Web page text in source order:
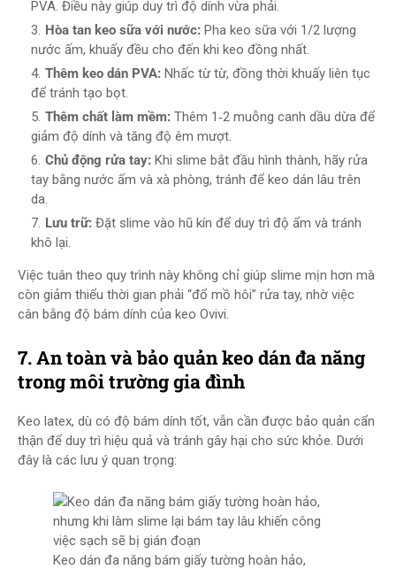
PVA. Điều này giúp duy trì độ dính vừa phải.
Hòa tan keo sữa với nước: Pha keo sữa với 1/2 lượng
nước ấm, khuấy đều cho đến khi keo đồng nhất.
Thêm keo dán PVA: Nhấc từ từ, đồng thời khuấy liên tục
để tránh tạo bọt.
Thêm chất làm mềm: Thêm 1‑2 muỗng canh dầu dừa để
giảm độ dính và tăng độ êm mượt.
Chủ động rửa tay: Khi slime bắt đầu hình thành, hãy rửa
tay bằng nước ấm và xà phòng, tránh để keo dán lâu trên
da.
Lưu trữ: Đặt slime vào hũ kín để duy trì độ ẩm và tránh
khô lại.
Việc tuân theo quy trình này không chỉ giúp slime mịn hơn mà
còn giảm thiểu thời gian phải “đổ mồ hôi” rửa tay, nhờ việc
cân bằng độ bám dính của keo Ovivi.
7. An toàn và bảo quản keo dán đa năng
trong môi trường gia đình
Keo latex, dù có độ bám dính tốt, vẫn cần được bảo quản cẩn
thận để duy trì hiệu quả và tránh gây hại cho sức khỏe. Dưới
đây là các lưu ý quan trọng:
Keo dán đa năng bám giấy tường hoàn hảo,